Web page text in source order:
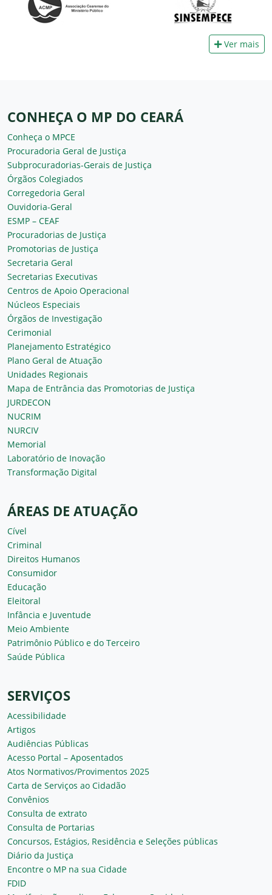
Conheça o MPCE
Procuradoria Geral de Justiça
Subprocuradorias-Gerais de Justiça
Órgãos Colegiados
Corregedoria Geral
Ouvidoria-Geral
ESMP – CEAF
Procuradorias de Justiça
Promotorias de Justiça
Secretaria Geral
Secretarias Executivas
Centros de Apoio Operacional
Núcleos Especiais
Órgãos de Investigação
Cerimonial
Planejamento Estratégico
Plano Geral de Atuação
Unidades Regionais
Mapa de Entrância das Promotorias de Justiça
JURDECON
NUCRIM
NURCIV
Memorial
Laboratório de Inovação
Transformação Digital
Cível
Criminal
Direitos Humanos
Consumidor
Educação
Eleitoral
Infância e Juventude
Meio Ambiente
Patrimônio Público e do Terceiro
Saúde Pública
Acessibilidade
Artigos
Audiências Públicas
Acesso Portal – Aposentados
Atos Normativos/Provimentos 2025
Carta de Serviços ao Cidadão
Convênios
Consulta de extrato
Consulta de Portarias
Concursos, Estágios, Residência e Seleções públicas
Diário da Justiça
Encontre o MP na sua Cidade
FDID
Manifestações online – Fale com a Ouvidoria